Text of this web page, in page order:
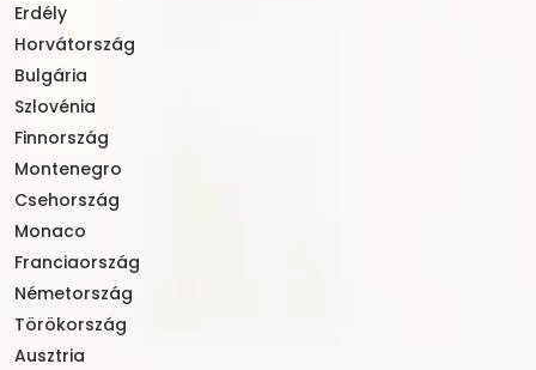
Erdély
Horvátország
Bulgária
Szlovénia
Finnország
Montenegro
Csehország
Monaco
Franciaország
Németország
Törökország
Ausztria